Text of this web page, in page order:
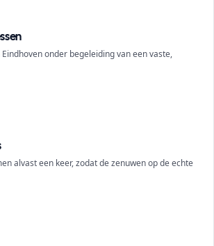
onder begeleiding van een vaste,
alvast een keer, zodat de zenuwen op de echte